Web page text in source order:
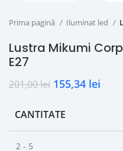
Prima pagină Iluminat led
Lustra Mikumi
E27
201,00lei 155,34 lei
CANTITATE
2 - 5